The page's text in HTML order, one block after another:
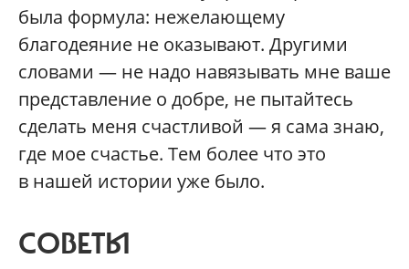
была формула: нежелающему
благодеяние не оказывают. Другими
словами — не надо навязывать мне ваше
представление о добре, не пытайтесь
сделать меня счастливой — я сама знаю,
где мое счастье. Тем более что это
в нашей истории уже было.
СОВЕТЫ